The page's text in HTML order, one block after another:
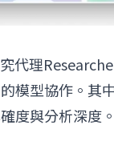
代理
模型協作。其
度與分析深